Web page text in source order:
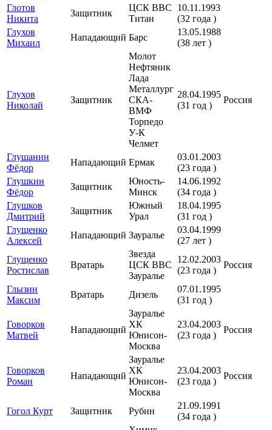
Глотов
Никита
Защитник
ЦСК ВВС
Титан
10.11.1993
(32 года )
Глухов
Михаил
Нападающий Барс
13.05.1988
(38 лет )
Глухов
Николай
Защитник
Молот
Нефтяник
Лада
Металлург
СКА-
ВМФ
Торпедо
У-К
Челмет
28.04.1995
(31 год )
Россия
Глушанин
Фёдор
Нападающий Ермак
03.01.2003
(23 года )
Глушкин
Фёдор
Защитник
Юность-
Минск
14.06.1992
(34 года )
Глушков
Дмитрий
Защитник
Южный
Урал
18.04.1995
(31 год )
Глущенко
Алексей
Нападающий Зауралье
03.04.1999
(27 лет )
Глущенко
Ростислав
Вратарь
Звезда
ЦСК ВВС
Зауралье
12.02.2003
(23 года )
Россия
Глызин
Максим
Вратарь Дизель
07.01.1995
(31 год )
Говорков
Матвей
Нападающий
Зауралье
ХК
Юнисон-
Москва
23.04.2003
(23 года )
Россия
Говорков
Роман
Нападающий
Зауралье
ХК
Юнисон-
Москва
23.04.2003
(23 года )
Россия
Гогол Курт Защитник Рубин
21.09.1991
(34 года )